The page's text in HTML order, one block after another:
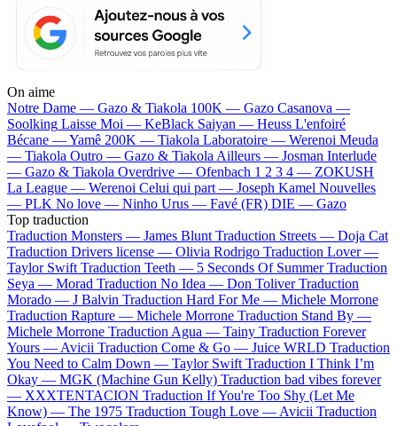
On aime
Notre Dame — Gazo & Tiakola 100K — Gazo Casanova —
Soolking Laisse Moi — KeBlack Saiyan — Heuss L'enfoiré
Bécane —Yamê 200K — Tiakola Laboratoire — Werenoi Meuda
— Tiakola Outro — Gazo & Tiakola Ailleurs — Josman Interlude
— Gazo & Tiakola Overdrive — Ofenbach 1 2 3 4 — ZOKUSH
La League — Werenoi Celui qui part — Joseph Kamel Nouvelles
— PLK No love — Ninho Urus — Favé (FR) DIE — Gazo
Top traduction
Traduction Monsters — James Blunt Traduction Streets — Doja Cat
Traduction Drivers license — Olivia Rodrigo Traduction Lover —
Taylor Swift Traduction Teeth — 5 Seconds Of Summer Traduction
Seya — Morad Traduction No Idea — Don Toliver Traduction
Morado — J Balvin Traduction Hard For Me — Michele Morrone
Traduction Rapture — Michele Morrone Traduction Stand By —
Michele Morrone Traduction Agua — Tainy Traduction Forever
Yours — Avicii Traduction Come & Go — Juice WRLD Traduction
You Need to Calm Down — Taylor Swift Traduction I Think I’m
Okay — MGK (Machine Gun Kelly) Traduction bad vibes forever
— XXXTENTACION Traduction If You're Too Shy (Let Me
Know) — The 1975 Traduction Tough Love — Avicii Traduction